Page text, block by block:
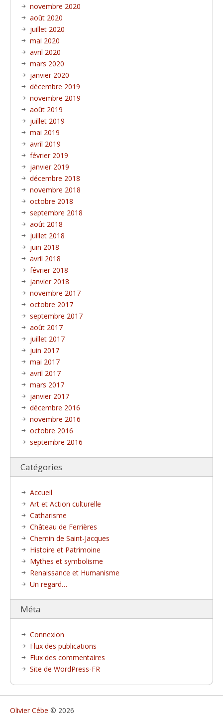
novembre 2020
août 2020
juillet 2020
mai 2020
avril 2020
mars 2020
janvier 2020
décembre 2019
novembre 2019
août 2019
juillet 2019
mai 2019
avril 2019
février 2019
janvier 2019
décembre 2018
novembre 2018
octobre 2018
septembre 2018
août 2018
juillet 2018
juin 2018
avril 2018
février 2018
janvier 2018
novembre 2017
octobre 2017
septembre 2017
août 2017
juillet 2017
juin 2017
mai 2017
avril 2017
mars 2017
janvier 2017
décembre 2016
novembre 2016
octobre 2016
septembre 2016
Catégories
Accueil
Art et Action culturelle
Catharisme
Château de Ferrières
Chemin de Saint-Jacques
Histoire et Patrimoine
Mythes et symbolisme
Renaissance et Humanisme
Un regard…
Méta
Connexion
Flux des publications
Flux des commentaires
Site de WordPress-FR
Olivier Cébe © 2026